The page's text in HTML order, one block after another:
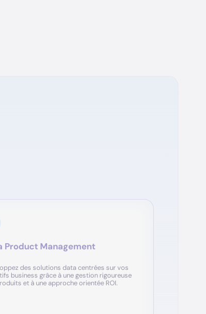
Product Management
des solutions data centrées sur vos
business grâce à une gestion rigoureuse
et à une approche orientée ROI.